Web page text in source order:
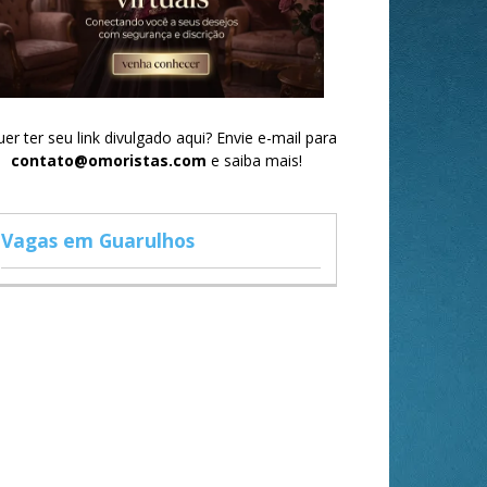
ter seu link divulgado aqui? Envie e-mail para
contato@omoristas.com e saiba mais!
Vagas em Guarulhos